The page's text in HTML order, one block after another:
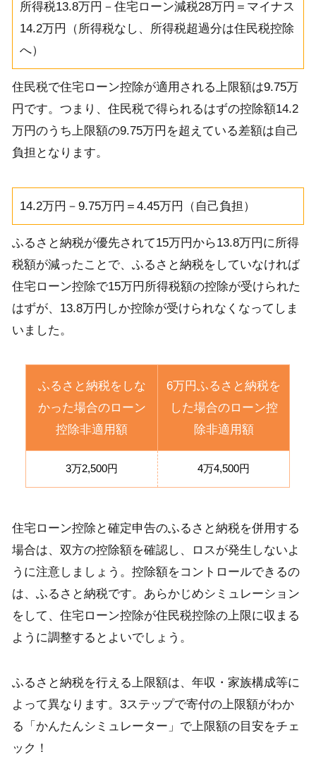
所得税13.8万円－住宅ローン減税28万円＝マイナス
14.2万円（所得税なし、所得税超過分は住民税控除
へ）
住民税で住宅ローン控除が適用される上限額は9.75万
円です。つまり、住民税で得られるはずの控除額14.2
万円のうち上限額の9.75万円を超えている差額は自己
負担となります。
14.2万円－9.75万円＝4.45万円（自己負担）
ふるさと納税が優先されて15万円から13.8万円に所得
税額が減ったことで、ふるさと納税をしていなければ
住宅ローン控除で15万円所得税額の控除が受けられた
はずが、13.8万円しか控除が受けられなくなってしま
いました。
ふるさと納税をしな
かった場合のローン
控除非適用額
6万円ふるさと納税を
した場合のローン控
除非適用額
3万2,500円 4万4,500円
住宅ローン控除と確定申告のふるさと納税を併用する
場合は、双方の控除額を確認し、ロスが発生しないよ
うに注意しましょう。控除額をコントロールできるの
は、ふるさと納税です。あらかじめシミュレーション
をして、住宅ローン控除が住民税控除の上限に収まる
ように調整するとよいでしょう。
ふるさと納税を行える上限額は、年収・家族構成等に
よって異なります。3ステップで寄付の上限額がわか
る「かんたんシミュレーター」で上限額の目安をチェ
ック！